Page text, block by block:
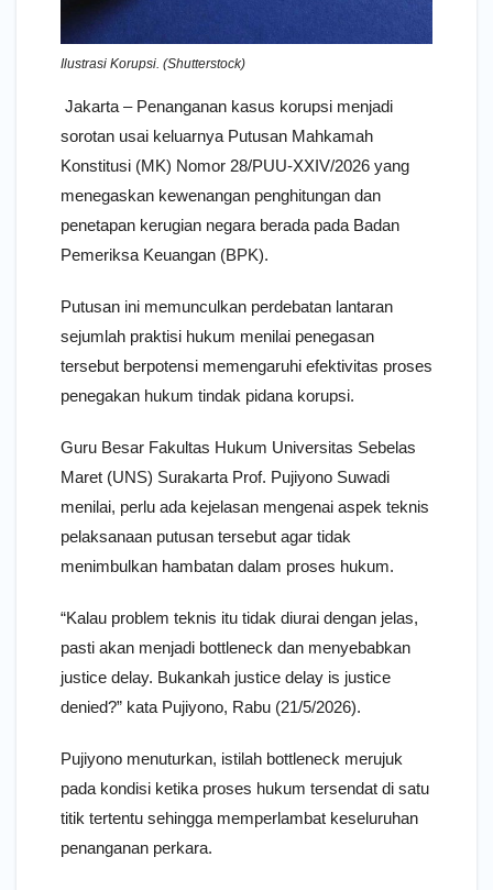
Ilustrasi Korupsi. (Shutterstock)
Jakarta – Penanganan kasus korupsi menjadi
sorotan usai keluarnya Putusan Mahkamah
Konstitusi (MK) Nomor 28/PUU-XXIV/2026 yang
menegaskan kewenangan penghitungan dan
penetapan kerugian negara berada pada Badan
Pemeriksa Keuangan (BPK).
Putusan ini memunculkan perdebatan lantaran
sejumlah praktisi hukum menilai penegasan
tersebut berpotensi memengaruhi efektivitas proses
penegakan hukum tindak pidana korupsi.
Guru Besar Fakultas Hukum Universitas Sebelas
Maret (UNS) Surakarta Prof. Pujiyono Suwadi
menilai, perlu ada kejelasan mengenai aspek teknis
pelaksanaan putusan tersebut agar tidak
menimbulkan hambatan dalam proses hukum.
“Kalau problem teknis itu tidak diurai dengan jelas,
pasti akan menjadi bottleneck dan menyebabkan
justice delay. Bukankah justice delay is justice
denied?” kata Pujiyono, Rabu (21/5/2026).
Pujiyono menuturkan, istilah bottleneck merujuk
pada kondisi ketika proses hukum tersendat di satu
titik tertentu sehingga memperlambat keseluruhan
penanganan perkara.